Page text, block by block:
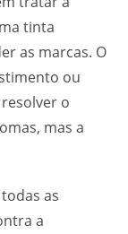
tinta
as marcas. O
ou
o
mas a
as
a